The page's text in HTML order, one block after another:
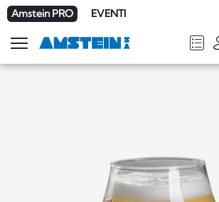
Amstein PRO EVENTI
FRDEENIT
Mostra
la